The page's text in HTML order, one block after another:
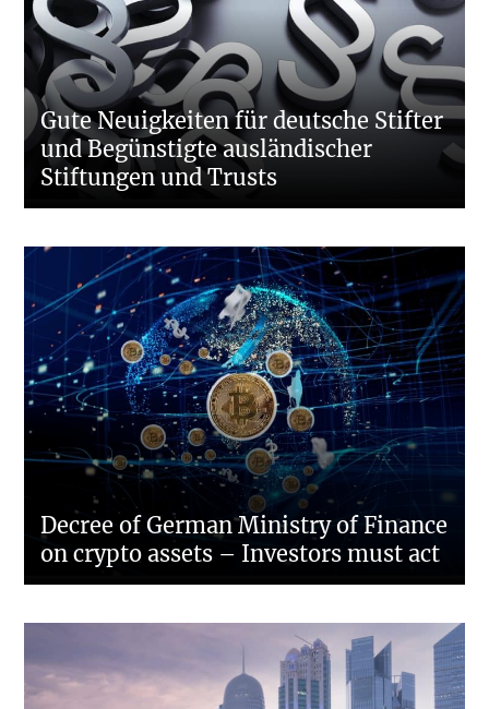
Gute Neuigkeiten für deutsche Stifter
und Begünstigte ausländischer
Stiftungen und Trusts
Decree of German Ministry of Finance
on crypto assets – Investors must act